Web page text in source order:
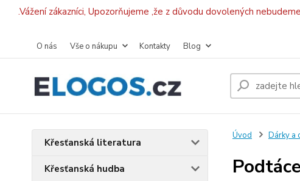
.Vážení zákazníci, Upozorňujeme ,že z důvodu dovolených
O nás Vše o nákupu Kontakty Blog
Křesťanská literatura
Křesťanská hudba
Úvod Dárky a